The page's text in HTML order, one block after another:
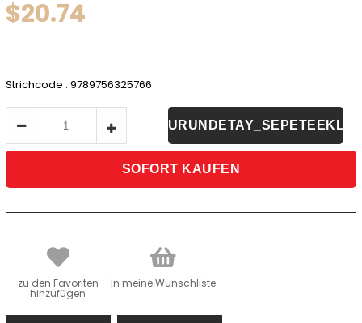
$20.74
Strichcode : 9789756325766
zu den Favoriten
hinzufügen
In meine Wunschliste